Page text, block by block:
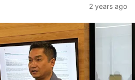
2 years ago